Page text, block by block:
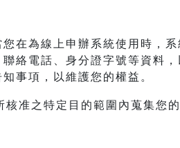
在為線上申辦系統使用時，系
絡電話、身分證字號等資料，
事項，以維護您的權益。
准之特定目的範圍內蒐集您